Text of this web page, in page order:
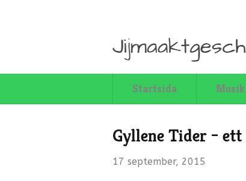
Startsida Musik
Gyllene Tider –
17 september, 2015